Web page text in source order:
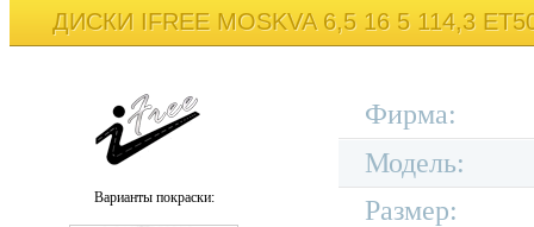
ДИСКИ IFREE MOSKVA 6,5 16 5 114,3
Варианты покраски:
Фирма:
Модель:
Размер: